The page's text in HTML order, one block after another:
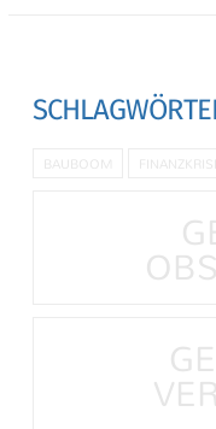
BAUBOOM FINANZKRISE